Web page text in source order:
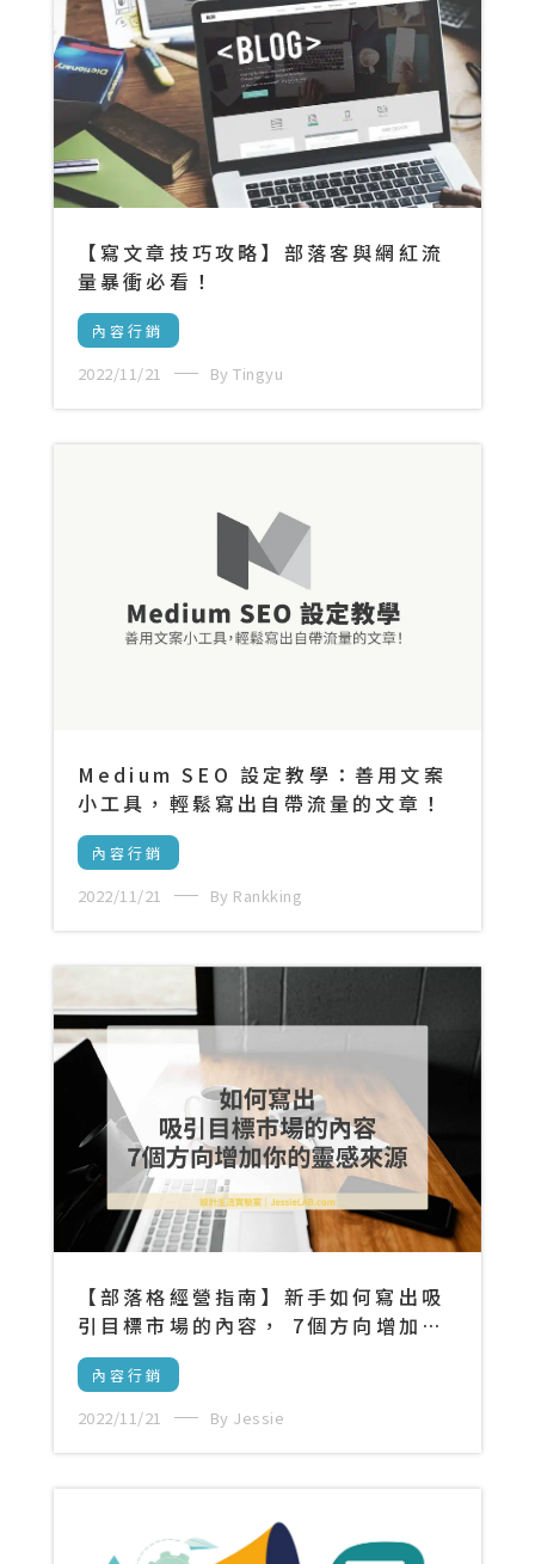
【寫文章技巧攻略】部落客與網紅流
量暴衝必看！
內容行銷
2022/11/21 By Tingyu
Medium SEO 設定教學：善用文案
小工具，輕鬆寫出自帶流量的文章！
內容行銷
2022/11/21 By Rankking
【部落格經營指南】新手如何寫出吸
引目標市場的內容， 7個方向增加靈
感來源
內容行銷
2022/11/21 By Jessie